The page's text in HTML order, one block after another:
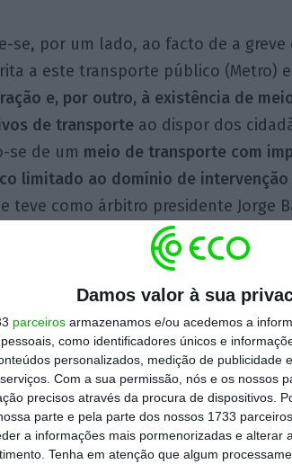
Damos valor à sua
parceiros armazenamos e/ou acedemos a
como identificadores únicos e
personalizados, medição de publicidade
Com a sua permissão, nós e os nossos
precisos através da procura de dispositivos.
parte e pela parte dos nossos 1733
a informações mais pormenorizadas e alterar
Tenha em atenção que algum
se, por um lado, ao facto de a greve
a este transporte público (Metro) e
e, por outro, à existência de
de transporte ao dispor dos
se de um meio de transporte com
limitado ao domínio de intervenção
teve como árbitro presidente Jorge
of Law.
urgente dos utentes, sobretudo por
decerto através de viagens nas
a necessidade de decretar
deverá ser realizado no seio de
as questões atinentes à matéria